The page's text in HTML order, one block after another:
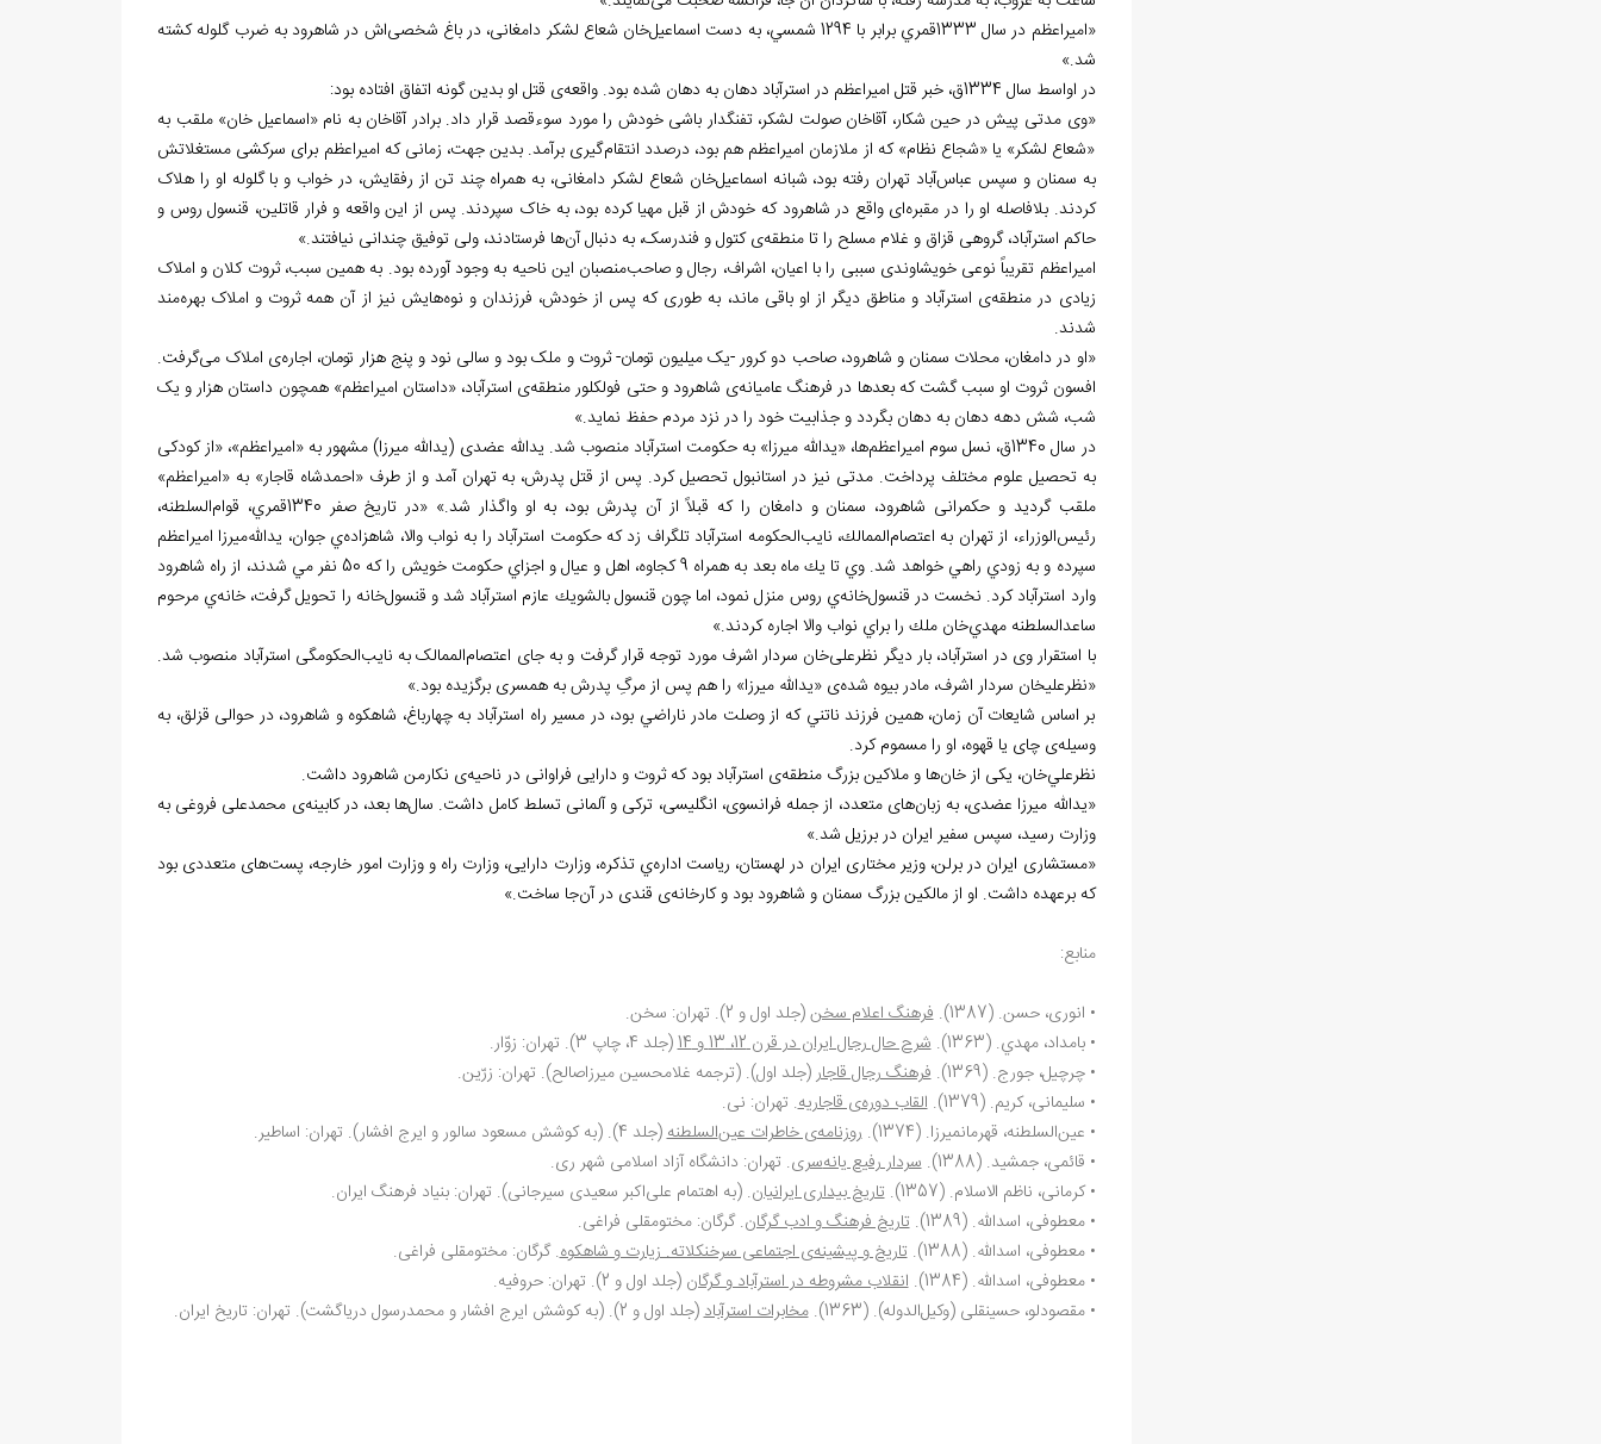
«امیراعظم در سال 1333قمري برابر با 1294 شمسي، به دست اسماعیل
خان شعاع لشکر دامغانی، در باغ شخصیاش در شاهرود به ضرب گلوله کشته
شد.»
در اواسط سال 1334ق، خبر قتل امیراعظم در استرآباد دهان به دهان شده بود. واقعه
ی قتل او بدین گونه اتفاق افتاده بود:
«وی مدتی پیش در حین شکار، آقاخان صولت لشکر، تفنگدار باشی خودش را مورد سوءقصد قرار داد. برادر آقاخان به نام «اسماعیل خان» ملقب به
«شعاع لشکر» یا «شجاع نظام» که از ملازمان امیراعظم هم بود، درصدد انتقامگیری برآمد. بدین جهت، زمانی که امیراعظم برای سرکشی مستغلاتش
به سمنان و سپس عباسآباد تهران رفته بود، شبانه اسماعیلخان شعاع لشکر دامغانی، به همراه چند تن از رفقایش، در خواب و با گلوله او را هلاک
کردند. بلافاصله او را در مقبرهای واقع در شاهرود که خودش از قبل مهیا کرده بود، به خاک سپردند. پس از این واقعه و فرار قاتلین، قنسول روس و
حاکم استرآباد، گروهی قزاق و غلام مسلح را تا منطقهی کتول و فندرسک، به دنبال آنها فرستادند، ولی توفیق چندانی نیافتند.»
امیراعظم تقریباً نوعی خویشاوندی سببی را با اعیان، اشراف، رجال و صاحبمنصبان این ناحیه به وجود آورده بود. به همین سبب، ثروت کلان و املاک
زیادی در منطقهی استرآباد و مناطق دیگر از او باقی ماند، به طوری که پس از خودش، فرزندان و نوههایش نیز از آن همه ثروت و املاک بهرهمند
شدند.
«او در دامغان، محلات سمنان و شاهرود، صاحب دو کرور -یک میلیون تومان- ثروت و ملک بود و سالی نود و پنج هزار تومان، اجارهی املاک میگرفت.
افسون ثروت او سبب گشت که بعدها در فرهنگ عامیانهی شاهرود و حتی فولکلور منطقهی استرآباد، «داستان امیراعظم» همچون داستان هزار و یک
شب، شش دهه دهان به دهان بگردد و جذابیت خود را در نزد مردم حفظ نماید.»
در سال 1340ق، نسل سوم امیراعظم
ها، «یدالله میرزا» به حکومت استرآباد منصوب شد. یدالله عضدی (یدالله میرزا) مشهور به «امیراعظم»، «از کودکی
به تحصیل علوم مختلف پرداخت. مدتی نیز در استانبول تحصیل کرد. پس از قتل پدرش، به تهران آمد و از طرف «احمدشاه قاجار» به «امیراعظم»
ملقب گرديد و حکمرانی شاهرود، سمنان و دامغان را که قبلاً از آن پدرش بود، به او واگذار شد.» «در تاريخ صفر 1340قمري، قوام
السلطنه،
رئيسالوزراء، از تهران به اعتصامالممالك، نايبالحكومه استرآباد تلگراف زد كه حكومت استرآباد را به نواب والا، شاهزادهي جوان، يداللهميرزا اميراعظم
سپرده و به زودي راهي خواهد شد. وي تا يك ماه بعد به همراه 9 كجاوه، اهل و عيال و اجزاي حكومت خويش را كه 50 نفر مي شدند، از راه شاهرود
وارد استرآباد كرد. نخست در قنسولخانهي روس منزل نمود، اما چون قنسول بالشويك عازم استرآباد شد و قنسولخانه را تحويل گرفت، خانهي مرحوم
ساعدالسلطنه مهديخان ملك را براي نواب والا اجاره كردند.»
با استقرار وی در استرآباد، بار دیگر نظرعلیخان سردار اشرف مورد توجه قرار گرفت و به جای اعتصامالممالک به نایب‏‌الحکومگی استرآباد منصوب شد.
«نظرعلی‏خان سردار اشرف، مادر بیوه شدهی «یدالله میرزا» را هم پس از مرگِ پدرش به همسری برگزیده بود.»
بر اساس شايعات آن زمان، همين فرزند ناتني كه از وصلت مادر ناراضي بود، در مسیر راه استرآباد به چهارباغ، شاهکوه و شاهرود، در حوالی قزلق، به
وسیلهی چای یا قهوه، او را مسموم كرد.
نظرعليخان، یکی از خانها و ملاکین بزرگ منطقهی استرآباد بود که ثروت و دارایی فراوانی در ناحیهی نکارمن شاهرود داشت.
«یدالله میرزا عضدی، به زبانهای متعدد، از جمله فرانسوی، انگلیسی، ترکی و آلمانی تسلط کامل داشت. سالها بعد، در کابینهی محمدعلی فروغی به
وزارت رسید، سپس سفیر ایران در برزیل شد.»
«مستشاری ایران در برلن، وزیر مختاری ایران در لهستان، ریاست ادارهي تذکره، وزارت دارایی، وزارت راه و وزارت امور خارجه، پستهای متعددی بود
که برعهده داشت. او از مالکین بزرگ سمنان و شاهرود بود و کارخانهی قندی در آنجا ساخت.»
منابع:
• انوری، حسن. (1387). فرهنگ اعلام سخن(جلد اول و 2). تهران: سخن.
• بامداد، مهدي. (1363).
شرح حال رجال ايران در قرن 12، 13 و 14
(جلد 4، چاپ 3). تهران: زوّار.
• چرچیل، جورج. (1369).
فرهنگ رجال قاجار(جلد اول). (ترجمه غلامحسین میرزاصالح). تهران: زرّین.
• سلیمانی، کریم. (1379).
القاب دورهی قاجاریه. تهران: نی.
• عينالسلطنه، قهرمان‏میرزا. (1374). روزنامهی خاطرات عینالسلطنه(جلد 4). (به کوشش مسعود سالور و ایرج افشار). تهران: اساطیر.
• قائمی، جمشید. (1388).
سردار رفیع یانهسری. تهران: دانشگاه آزاد اسلامی شهر ری.
• کرمانی، ناظم الاسلام. (1357).
تاریخ بیداری ایرانیان. (به اهتمام علیاکبر سعیدی سیرجانی). تهران: بنیاد فرهنگ ایران.
• معطوفی، اسدالله. (1389).
تاریخ فرهنگ و ادب گرگان. گرگان: مختومقلی فراغی.
• معطوفی، اسدالله. (1388).
تاریخ و پیشینهی اجتماعی سرخنکلاته. زیارت و شاهکوه. گرگان: مختومقلی فراغی.
• معطوفی، اسدالله. (1384).
انقلاب مشروطه در استرآباد و گرگان (جلد اول و 2). تهران: حروفیه.
• مقصودلو، حسینقلی (وكيلالدوله). (1363). مخابرات استرآباد(جلد اول و 2). (به کوشش ایرج افشار و محمدرسول دریاگشت). تهران: تاریخ ایران.